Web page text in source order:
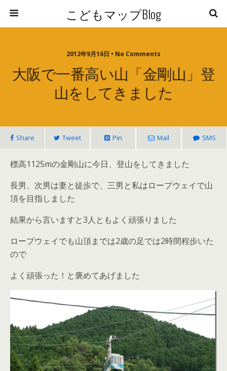
こどもマップBlog
2012年9月16日 • No Comments
大阪で一番高い山「金剛山」登
山をしてきました
Share Tweet Pin Mail SMS
標高1125mの金剛山に今日、登山をしてきました
長男、次男は妻と徒歩で、三男と私はロープウェイで山
頂を目指しました
結果から言いますと3人ともよく頑張りました
ロープウェイでも山頂までは2歳の足では2時間程歩いた
ので
よく頑張った！と褒めてあげました